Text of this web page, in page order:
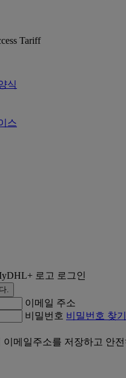
Tariff
식
스
로그인
.
이메일 주소
비밀번호 비밀번호 찾기​
메일주소를 저장하고 안